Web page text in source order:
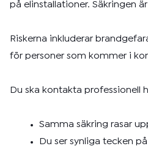
på elinstallationer. Säkringen
Riskerna inkluderar
för personer som kommer i
Du ska kontakta professionell
Samma säkring rasar
Du ser synliga tecken